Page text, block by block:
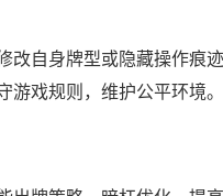
自身牌型或隐藏操作痕
戏规则，维护公平环境。